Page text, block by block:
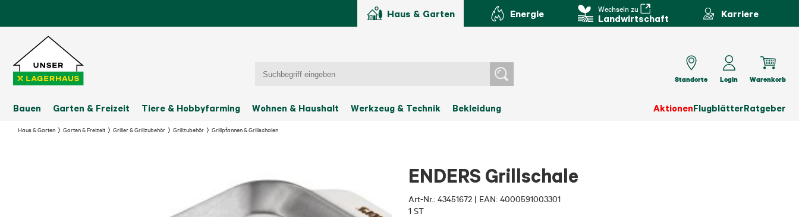
Haus & Garten Energie Wechseln zu
Landwirtschaft Karriere
Bauen Garten & Freizeit Tiere & Hobbyfarming Wohnen & Haushalt Werkzeug & Technik Bekleidung AktionenFlugblätterRatgeber
Standorte Login Warenkorb
Haus & Garten Garten & Freizeit Griller & Grillzubehör Grillzubehör Grillpfannen & Grillschalen
ENDERS Grillschale
Art-Nr.: 43451672 | EAN: 4000591003301
1 ST